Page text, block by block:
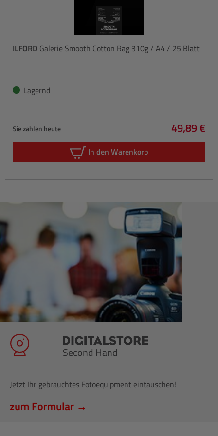
ILFORD Galerie Smooth Cotton Rag 310g / A4 / 25 Blatt
Lagernd
Sie zahlen heute 49,89 €
In den Warenkorb
Second Hand
Jetzt Ihr gebrauchtes Fotoequipment eintauschen!
zum Formular →